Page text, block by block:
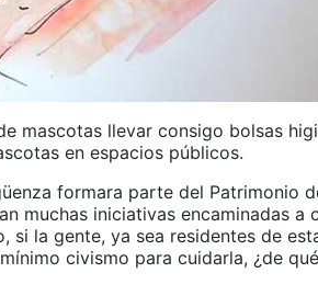
mascotas llevar consigo bolsas
en espacios públicos.
formara parte del Patrimonio
muchas iniciativas encaminadas a
si la gente, ya sea residentes de
civismo para cuidarla, ¿de